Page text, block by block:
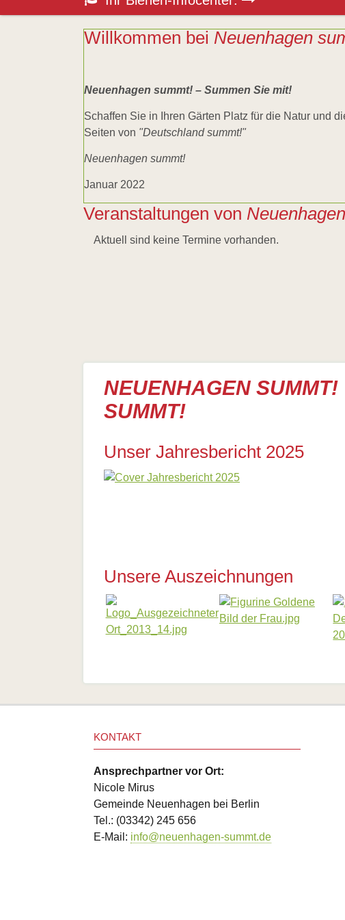
überspringen
Honigbiene
Bestäubungsfunktion
Bienensterben
Wesensgemäße
Stadtimkerei
Literatur
Wildbienen
Wildbienenarten
Gefährdung
Schutz
und
Literatur
Willkommen bei Neuenhagen
Neuenhagen summt! – Summen Sie mit!
Schaffen Sie in Ihren Gärten Platz für die Natur und
Seiten von "Deutschland summt!"
Neuenhagen summt!
Januar 2022
Veranstaltungen von
Aktuell sind keine Termine vorhanden.
NEUENHAGEN SUMMT!
SUMMT!
Unser Jahresbericht 2025
Unsere Auszeichnungen
KONTAKT
Ansprechpartner vor Ort:
Nicole Mirus
Gemeinde Neuenhagen bei Berlin
Tel.: (03342) 245 656
E-Mail: info@neuenhagen-summt.de